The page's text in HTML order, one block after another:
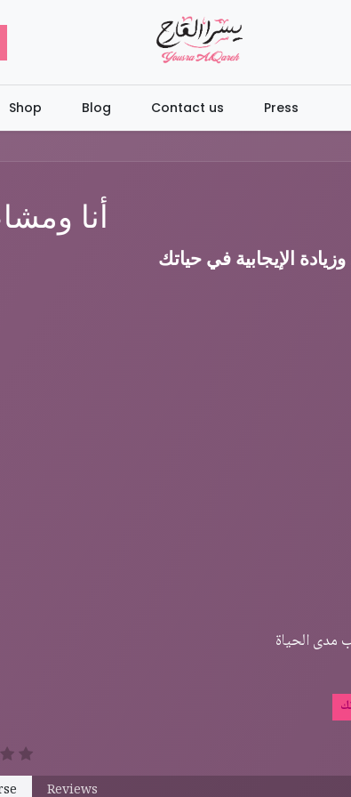
Shop Blog Contact us Press
أنا
الإيجابية في حياتك
مدى الحياة
Reviews